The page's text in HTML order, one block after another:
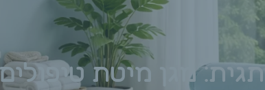
תגית: מגן מיטת טיפולים